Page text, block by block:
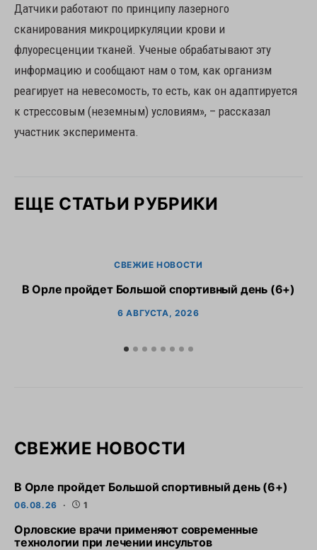
Датчики работают по принципу лазерного
сканирования микроциркуляции крови и
флуоресценции тканей. Ученые обрабатывают эту
информацию и сообщают нам о том, как организм
реагирует на невесомость, то есть, как он адаптируется
к стрессовым (неземным) условиям», – рассказал
участник эксперимента.
ЕЩЕ СТАТЬИ РУБРИКИ
СВЕЖИЕ НОВОСТИ
В Орле пройдет Большой спортивный день (6+)
6 АВГУСТА, 2026
СВЕЖИЕ НОВОСТИ
В Орле пройдет Большой спортивный день (6+)
06.08.26 1
Орловские врачи применяют современные
технологии при лечении инсультов